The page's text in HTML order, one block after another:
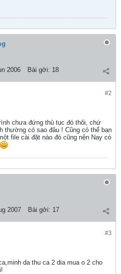
2006 Bài gởi: 18
#2
chưa đứng thủ tục đó thôi, chứ
thường có sao đâu ! Cũng có thể bạn
file cài đặt nào đó cũng nện Nay có
2007 Bài gởi: 17
#3
da thu ca 2 dia mua o 2 cho